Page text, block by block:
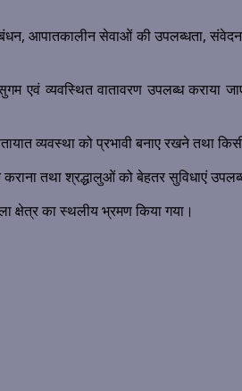
आपातकालीन सेवाओं की उपलब्धता,
व्यवस्थित वातावरण उपलब्ध कराया
व्यवस्था को प्रभावी बनाए रखने तथा
तथा श्रद्धालुओं को बेहतर सुविधाएं
क्षेत्र का स्थलीय भ्रमण किया गया।